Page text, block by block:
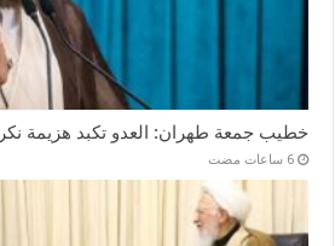
خطيب جمعة طهران: العدو تكبد هزيمة
‏6 ساعات مضت